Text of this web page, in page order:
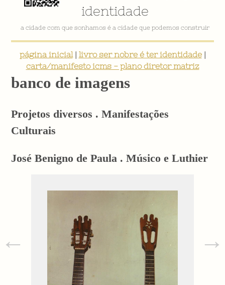
identidade
a cidade com que sonhamos é a cidade que podemos construir
página inicial| livro ser nobre é ter identidade|
carta/manifesto icms - plano diretor matriz
banco de imagens
Projetos diversos . Manifestações
Culturais
José Benigno de Paula . Músico e Luthier
← →